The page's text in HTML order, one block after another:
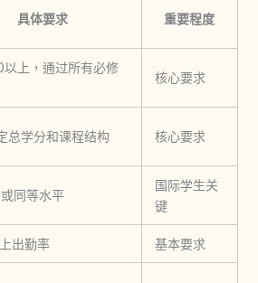
具体要求 重要程度
以上，通过所有必修
核心要求
总学分和课程结构 核心要求
同等水平
国际学生关
键
出勤率 基本要求